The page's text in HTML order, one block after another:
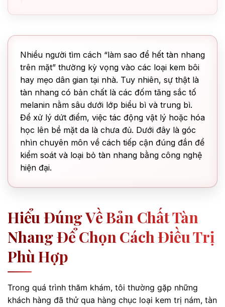
Nhiều người tìm cách “làm sao để hết tàn nhang
trên mặt” thường kỳ vọng vào các loại kem bôi
hay mẹo dân gian tại nhà. Tuy nhiên, sự thật là
tàn nhang có bản chất là các đốm tăng sắc tố
melanin nằm sâu dưới lớp biểu bì và trung bì.
Để xử lý dứt điểm, việc tác động vật lý hoặc hóa
học lên bề mặt da là chưa đủ. Dưới đây là góc
nhìn chuyên môn về cách tiếp cận đúng đắn để
kiểm soát và loại bỏ tàn nhang bằng công nghệ
hiện đại.
Hiểu Đúng Về Bản Chất Tàn
Nhang Để Chọn Cách Điều Trị
Phù Hợp
Trong quá trình thăm khám, tôi thường gặp những
khách hàng đã thử qua hàng chục loại kem trị nám, tàn